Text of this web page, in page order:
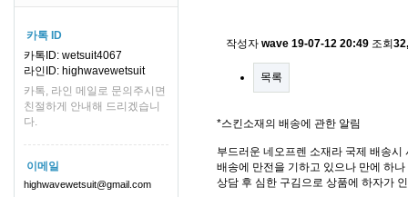
카톡 ID
카톡ID: wetsuit4067
라인ID: highwavewetsuit
카톡, 라인 메일로 문의주시면
친절하게 안내해 드리겠습니
다.
이메일
highwavewetsuit@gmail.com
작성자 wave 19-07-12 20:49 조회
목록
*스킨소재의 배송에 관한 알림
부드러운 네오프렌 소재라 국제 배송
배송에 만전을 기하고 있으나 만에 하
상담 후 심한 구김으로 상품에 하자가